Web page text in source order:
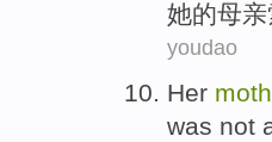
她的母
youdao
Her
was not